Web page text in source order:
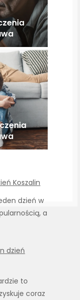
Koszalin
dzień w
a
dzień
to
coraz